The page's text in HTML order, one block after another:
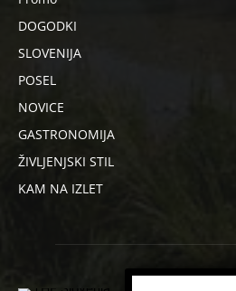
DOGODKI
SLOVENIJA
POSEL
NOVICE
GASTRONOMIJA
ŽIVLJENJSKI STIL
KAM NA IZLET